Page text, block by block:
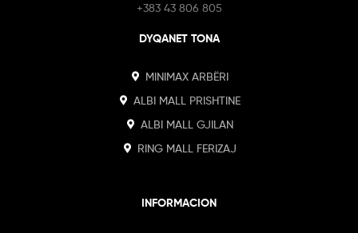
+383 43 806 805
DYQANET TONA
MINIMAX ARBËRI
ALBI MALL PRISHTINE
ALBI MALL GJILAN
RING MALL FERIZAJ
INFORMACION